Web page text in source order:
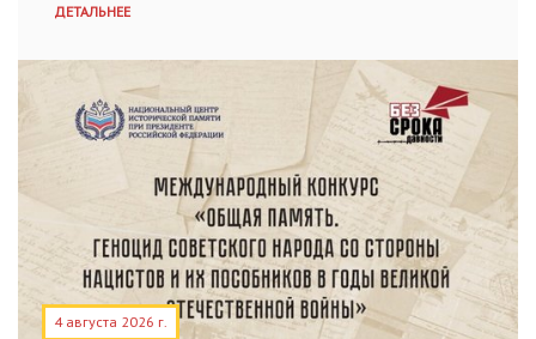
ДЕТАЛЬНЕЕ
4 августа 2026 г.